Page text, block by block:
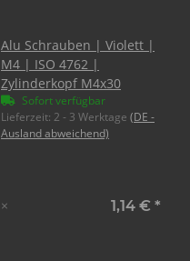
Alu Schrauben | Violett |
M4 | ISO 4762 |
Zylinderkopf M4x30
Sofort verfügbar
Lieferzeit: 2 - 3 Werktage (DE -
Ausland abweichend)
× 1,14 € *